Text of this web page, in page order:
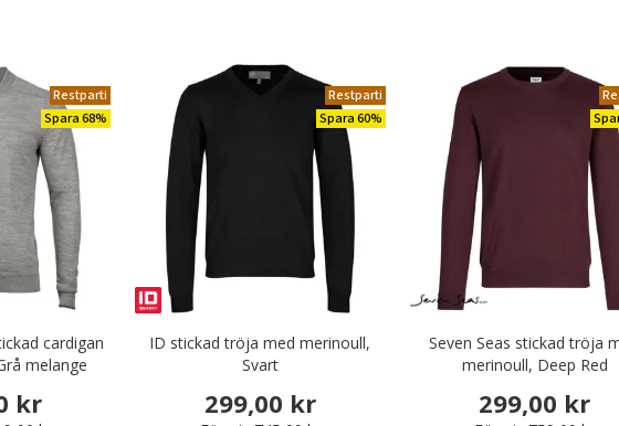
Profil stickade tröjor
med V-ringning
med rund hals
tröjor med kort dragkedja
Restparti
Spara 68%
cardigan
melange
kr
Restparti
Spara 60%
ID stickad tröja med merinoull,
Svart
299,00 kr
Seven Seas stickad tröja
merinoull, Deep Red
299,00 kr